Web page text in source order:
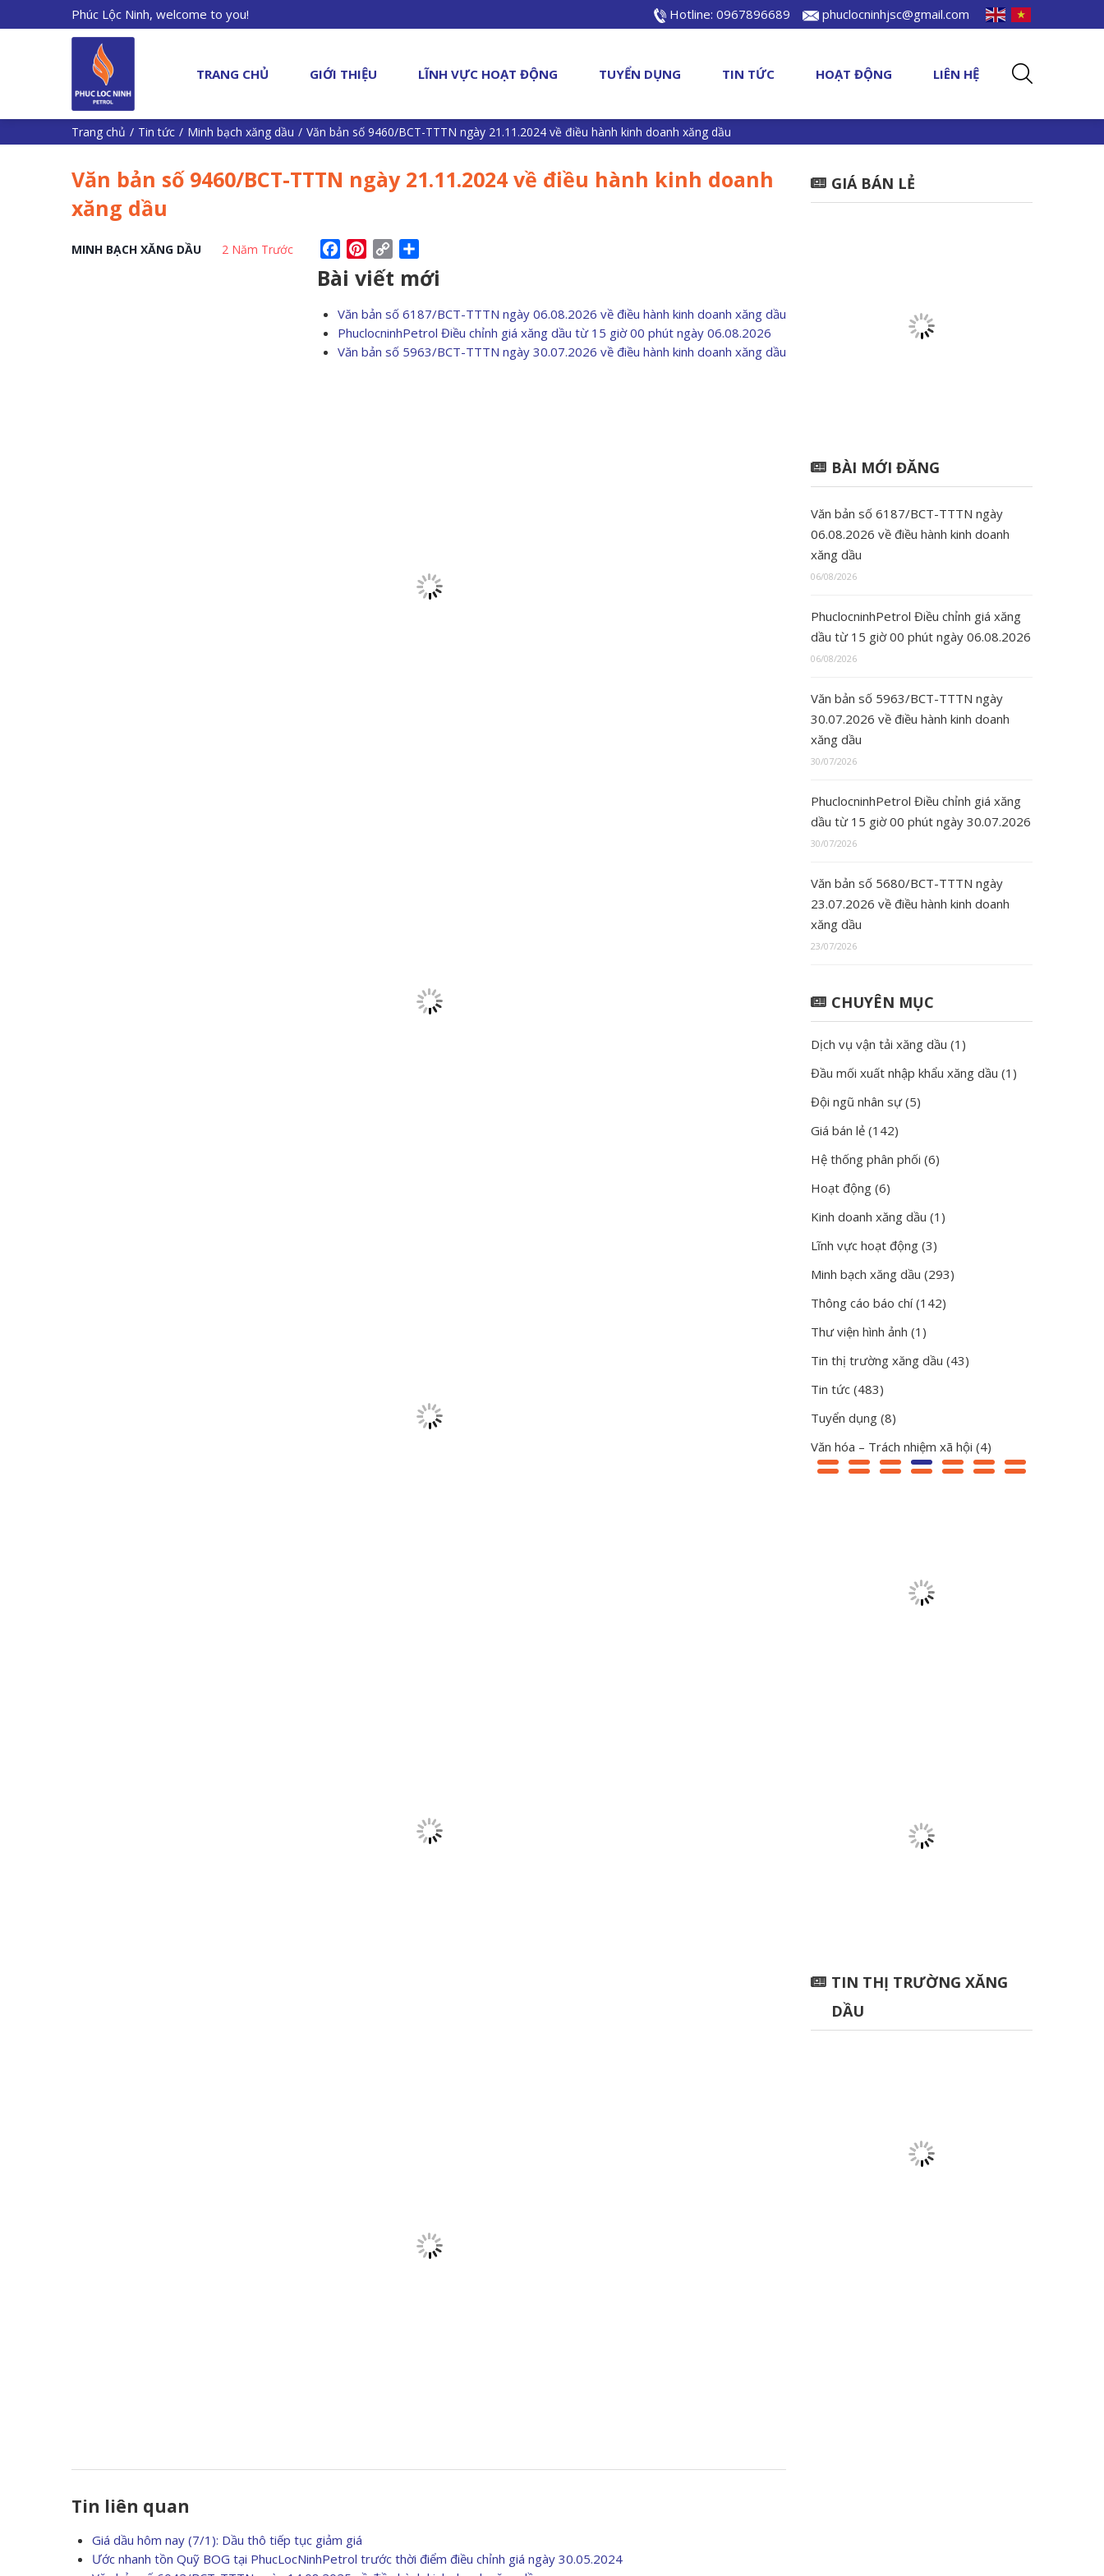
Phúc Lộc Ninh, welcome to you! Hotline: 0967896689 phuclocninhjsc@gmail.com
TRANG CHỦ GIỚI THIỆU LĨNH VỰC HOẠT ĐỘNG TUYỂN DỤNG TIN TỨC HOẠT ĐỘNG LIÊN HỆ
Trang chủ / Tin tức / Minh bạch xăng dầu / Văn bản số 9460/BCT-TTTN ngày 21.11.2024 về điều hành kinh doanh xăng dầu
Văn bản số 9460/BCT-TTTN ngày 21.11.2024 về điều hành kinh doanh
xăng dầu
MINH BẠCH XĂNG DẦU 2 Năm Trước FacebookPinterest
Copy
Bài viết mới
Văn bản số 6187/BCT-TTTN ngày 06.08.2026 về điều hành kinh doanh xăng dầu
PhuclocninhPetrol Điều chỉnh giá xăng dầu từ 15 giờ 00 phút ngày 06.08.2026
Văn bản số 5963/BCT-TTTN ngày 30.07.2026 về điều hành kinh doanh xăng dầu
GIÁ BÁN LẺ
BÀI MỚI ĐĂNG
Văn bản số 6187/BCT-TTTN ngày
06.08.2026 về điều hành kinh doanh
xăng dầu
06/08/2026
PhuclocninhPetrol Điều chỉnh giá xăng
dầu từ 15 giờ 00 phút ngày 06.08.2026
06/08/2026
Văn bản số 5963/BCT-TTTN ngày
30.07.2026 về điều hành kinh doanh
xăng dầu
30/07/2026
PhuclocninhPetrol Điều chỉnh giá xăng
dầu từ 15 giờ 00 phút ngày 30.07.2026
30/07/2026
Văn bản số 5680/BCT-TTTN ngày
23.07.2026 về điều hành kinh doanh
xăng dầu
23/07/2026
CHUYÊN MỤC
Dịch vụ vận tải xăng dầu (1)
Đầu mối xuất nhập khẩu xăng dầu (1)
Đội ngũ nhân sự(5)
Giá bán lẻ (142)
Hệ thống phân phối (6)
Hoạt động (6)
Kinh doanh xăng dầu (1)
Lĩnh vực hoạt động (3)
Minh bạch xăng dầu (293)
Thông cáo báo chí(142)
Thư viện hình ảnh (1)
Tin thị trường xăng dầu (43)
Tin tức (483)
Tuyển dụng (8)
Văn hóa – Trách nhiệm xã hội (4)
TIN THỊ TRƯỜNG XĂNG
DẦU